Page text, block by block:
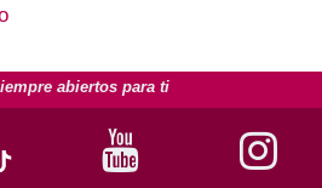
abiertos para ti